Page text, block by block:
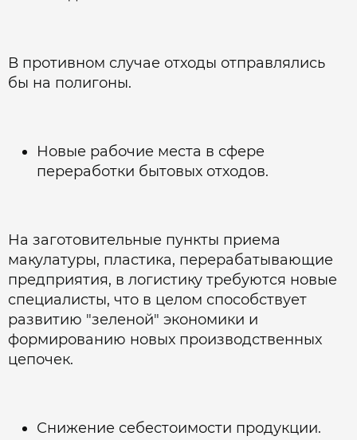
В противном случае отходы отправлялись
бы на полигоны.
Новые рабочие места в сфере
переработки бытовых отходов.
На заготовительные пункты приема
макулатуры, пластика, перерабатывающие
предприятия, в логистику требуются новые
специалисты, что в целом способствует
развитию "зеленой" экономики и
формированию новых производственных
цепочек.
Снижение себестоимости продукции.